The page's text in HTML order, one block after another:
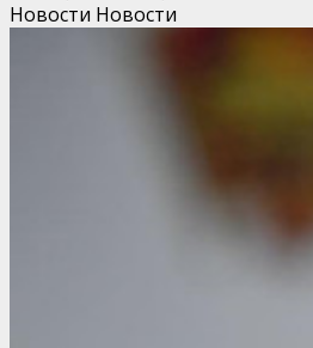
Новости Новости